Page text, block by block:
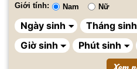
Giới tính: Nam Nữ